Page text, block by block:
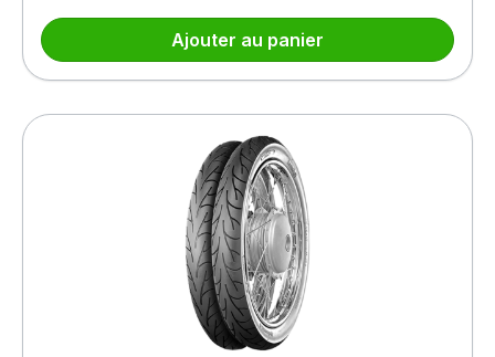
Ajouter au panier